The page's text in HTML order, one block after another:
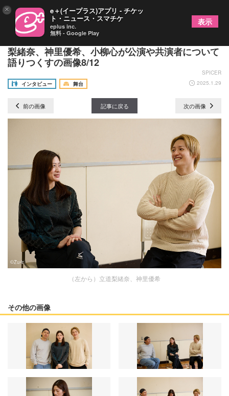
舞台『ノンセクシュアル』シングルキャストの立道
梨緒奈、神里優希、小柳心が公演や共演者について
語りつくすの画像8/12
SPICER
インタビュー
舞台 2025.1.29
前の画像 記事に戻る 次の画像
（左から）立道梨緒奈、神里優希
その他の画像
× e＋(イープラス)アプリ - チケッ
ト・ニュース・スマチケ
eplus inc.
無料 - Google Play
表示